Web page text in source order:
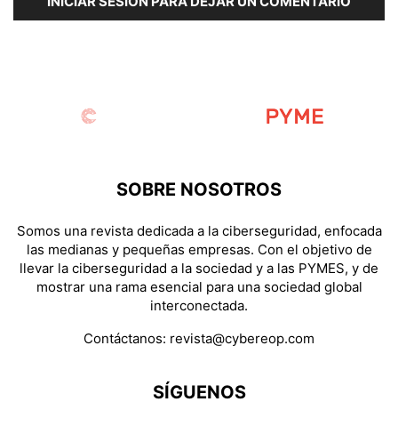
SOBRE NOSOTROS
Somos una revista dedicada a la ciberseguridad, enfocada
las medianas y pequeñas empresas. Con el objetivo de
llevar la ciberseguridad a la sociedad y a las PYMES, y de
mostrar una rama esencial para una sociedad global
interconectada.
Contáctanos: revista@cybereop.com
SÍGUENOS